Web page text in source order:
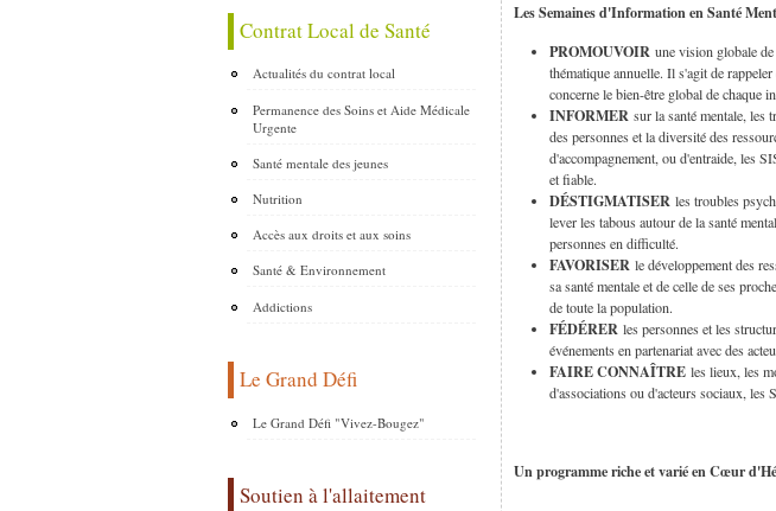
Contrat Local de Santé
Actualités du contrat local
Permanence des Soins et Aide Médicale
Urgente
Santé mentale des jeunes
Nutrition
Accès aux droits et aux soins
Santé & Environnement
Addictions
Le Grand Défi
Le Grand Défi "Vivez-Bougez"
Soutien à l'allaitement
Les Semaines d'Information en Santé
PROMOUVOIR une vision globale
thématique annuelle. Il s'agit de
concerne le bien-être global de chaque
INFORMER sur la santé mentale, les
des personnes et la diversité des
d'accompagnement, ou d'entraide, les
et fiable.
DÉSTIGMATISER les troubles
lever les tabous autour de la santé
personnes en difficulté.
FAVORISER le développement des
sa santé mentale et de celle de ses
de toute la population.
FÉDÉRER les personnes et les
événements en partenariat avec des
FAIRE CONNAÎTRE les lieux, les
d'associations ou d'acteurs sociaux,
Un programme riche et varié en Cœur